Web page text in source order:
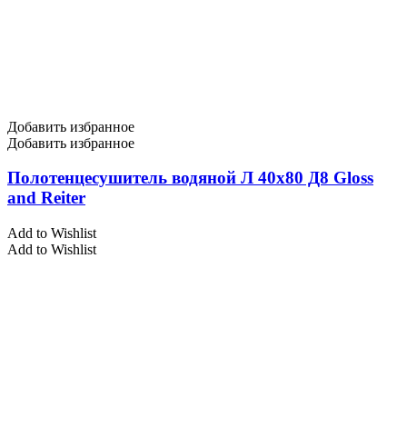
Добавить избранное
Добавить избранное
Полотенцесушитель водяной Л 40х80 Д8 Gloss
and Reiter
Add to Wishlist
Add to Wishlist